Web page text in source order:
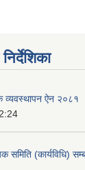
व्यवस्थापन ऐन २०८१
समिति (कार्यविधि)